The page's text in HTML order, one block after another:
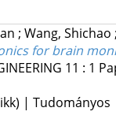
; Wang, Shichao
for brain
11 : 1
| Tudományos